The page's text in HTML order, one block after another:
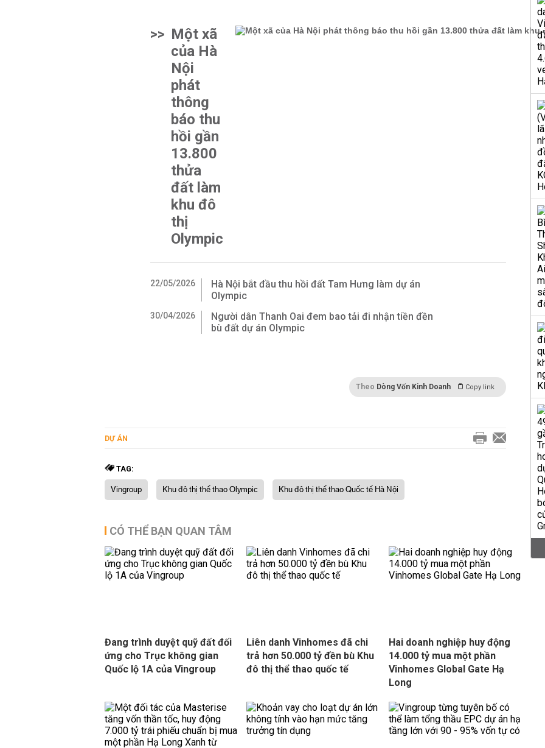
>> Một xã
của Hà
Nội
phát
thông
báo thu
hồi gần
13.800
thửa
đất làm
khu đô
thị
Olympic
22/05/2026
Hà Nội bắt đầu thu hồi đất Tam Hưng làm dự án
Olympic
30/04/2026
Người dân Thanh Oai đem bao tải đi nhận tiền đền
bù đất dự án Olympic
Theo Dòng Vốn Kinh Doanh Copy link
DỰ ÁN
TAG:
Vingroup Khu đô thị thể thao Olympic Khu đô thị thể thao Quốc tế Hà Nội
CÓ THỂ BẠN QUAN TÂM
Đang trình duyệt quỹ đất đối
ứng cho Trục không gian
Quốc lộ 1A của Vingroup
Liên danh Vinhomes đã chi
trả hơn 50.000 tỷ đền bù Khu
đô thị thể thao quốc tế
Hai doanh nghiệp huy động
14.000 tỷ mua một phần
Vinhomes Global Gate Hạ
Long